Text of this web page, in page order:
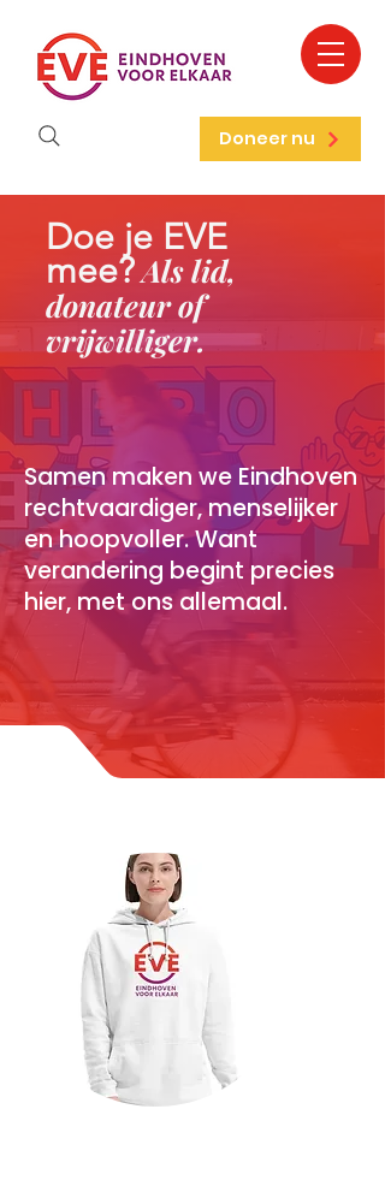
Doneer nu
Doe je EVE
mee?Als lid,
donateur of
vrijwilliger.
Samen maken we Eindhoven
rechtvaardiger, menselijker
en hoopvoller. Want
verandering begint precies
hier, met ons allemaal.